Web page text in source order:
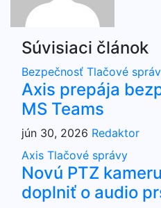
Súvisiaci článok
Bezpečnosť Tlačové
Axis prepája
MS Teams
jún 30, 2026 Redaktor
Axis Tlačové správy
Novú PTZ
doplniť o audio